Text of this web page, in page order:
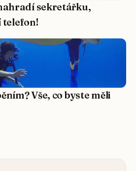
sekretářku,
telefon!
Vše, co byste měli